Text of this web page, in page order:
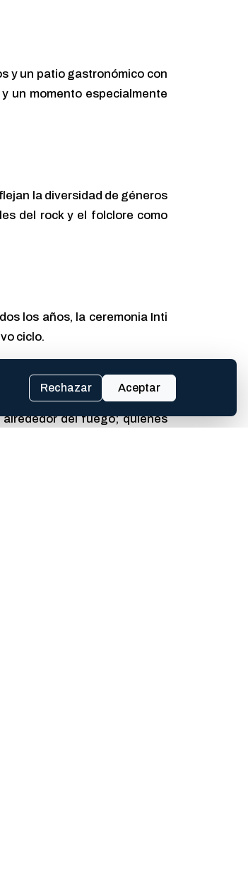
y un patio gastronómico con
un momento especialmente
la diversidad de géneros
del rock y el folclore como
los años, la ceremonia Inti
ciclo.
del fuego; quienes
Rechazar Aceptar